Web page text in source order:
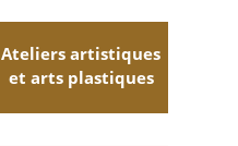
Ateliers artistiques
et arts plastiques